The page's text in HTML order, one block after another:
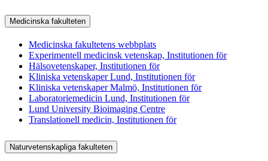
Medicinska fakulteten
Medicinska fakultetens webbplats
Experimentell medicinsk vetenskap, Institutionen för
Hälsovetenskaper, Institutionen för
Kliniska vetenskaper Lund, Institutionen för
Kliniska vetenskaper Malmö, Institutionen för
Laboratoriemedicin Lund, Institutionen för
Lund University Bioimaging Centre
Translationell medicin, Institutionen för
Naturvetenskapliga fakulteten